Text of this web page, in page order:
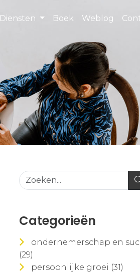
Diensten Boek Weblog
Categorieën
ondernemerschap en
(29)
persoonlijke groei (31)